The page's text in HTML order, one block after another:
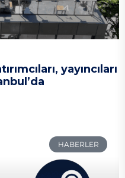
yayıncıları
HABERLER